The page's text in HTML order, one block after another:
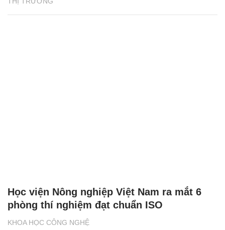
KHOA HỌC CÔNG NGHỆ
Học viện Nông nghiệp Việt Nam ra mắt 6
phòng thí nghiệm đạt chuẩn ISO